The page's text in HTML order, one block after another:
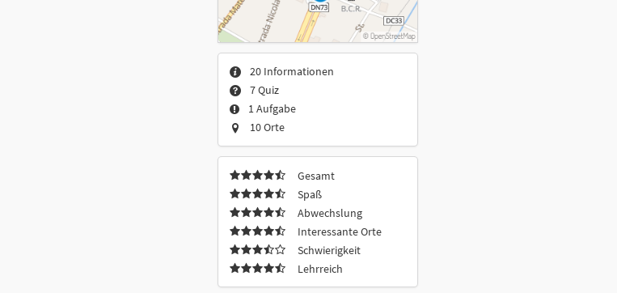
20 Informationen
7 Quiz
1 Aufgabe
10 Orte
Gesamt
Spaß
Abwechslung
Interessante Orte
Schwierigkeit
Lehrreich